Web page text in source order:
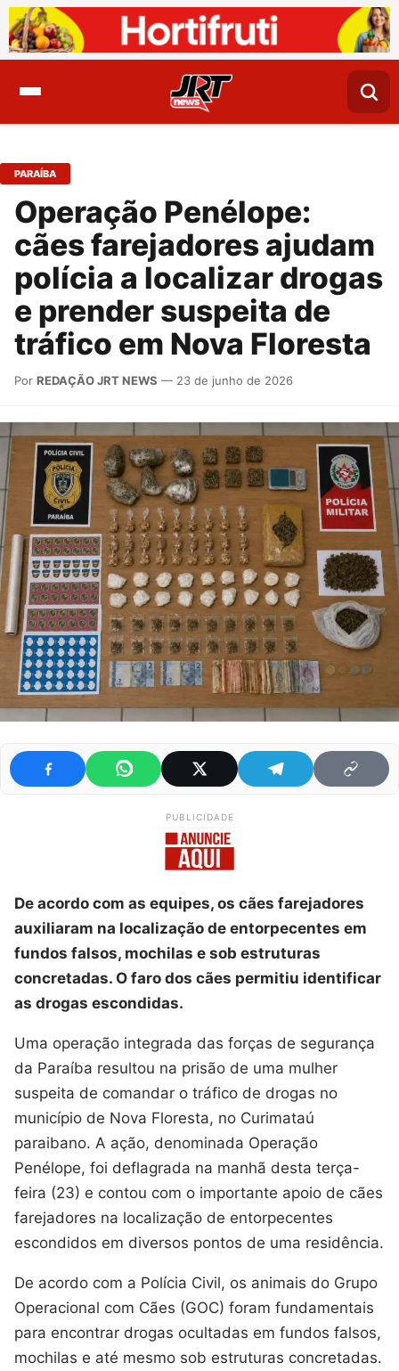
PARAÍBA
Operação Penélope:
cães farejadores ajudam
polícia a localizar drogas
e prender suspeita de
tráfico em Nova Floresta
Por REDAÇÃO JRT NEWS — 23 de junho de 2026
PUBLICIDADE
De acordo com as equipes, os cães farejadores
auxiliaram na localização de entorpecentes em
fundos falsos, mochilas e sob estruturas
concretadas. O faro dos cães permitiu identificar
as drogas escondidas.
Uma operação integrada das forças de segurança
da Paraíba resultou na prisão de uma mulher
suspeita de comandar o tráfico de drogas no
município de Nova Floresta, no Curimataú
paraibano. A ação, denominada Operação
Penélope, foi deflagrada na manhã desta terça-
feira (23) e contou com o importante apoio de cães
farejadores na localização de entorpecentes
escondidos em diversos pontos de uma residência.
De acordo com a Polícia Civil, os animais do Grupo
Operacional com Cães (GOC) foram fundamentais
para encontrar drogas ocultadas em fundos falsos,
mochilas e até mesmo sob estruturas concretadas.